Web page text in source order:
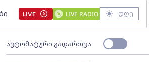
LIVE LIVE RADIO დღე
ავტომატური გადართვა